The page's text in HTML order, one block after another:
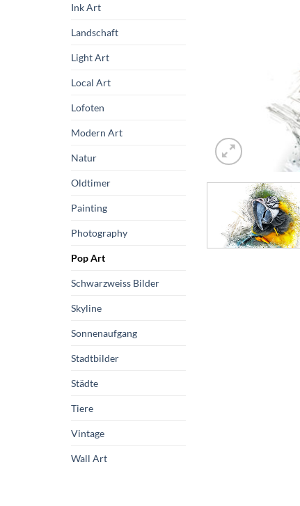
Ink Art
Landschaft
Light Art
Local Art
Lofoten
Modern Art
Natur
Oldtimer
Painting
Photography
Pop Art
Schwarzweiss Bilder
Skyline
Sonnenaufgang
Stadtbilder
Städte
Tiere
Vintage
Wall Art